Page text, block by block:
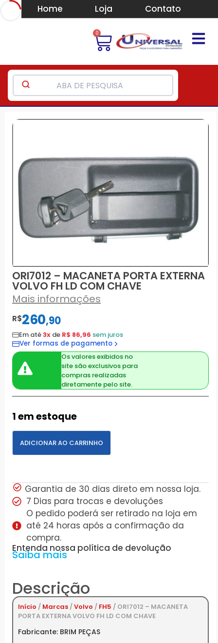
Home Loja Contato
0
ORI7012 – MACANETA PORTA EXTERNA
VOLVO FH LD COM CHAVE
Mais informações
R$260,90
Em até3x de R$ 86,96 sem juros
Ver formas de pagamento
Os valores exibidos no
site são exclusivos para
compras realizadas
diretamente pelo site.
1 em estoque
ADICIONAR AO CARRINHO
Garantia de 30 dias direto em nossa loja.
7 Dias para trocas e devoluções
O pedido poderá ser retirado na loja em
até 24 horas após a confirmação da
compra.
Entenda nossa política de devolução
Saiba mais
Descrição
Início / Marcas /Volvo / FH5 / ORI7012 – MACANETA
PORTA EXTERNA VOLVO FH LD COM CHAVE
Fabricante: BRIM PEÇAS